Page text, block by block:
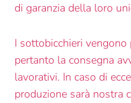
di garanzia della loro
I sottobicchieri
pertanto la consegna
lavorativi. In caso di
produzione sarà nostra